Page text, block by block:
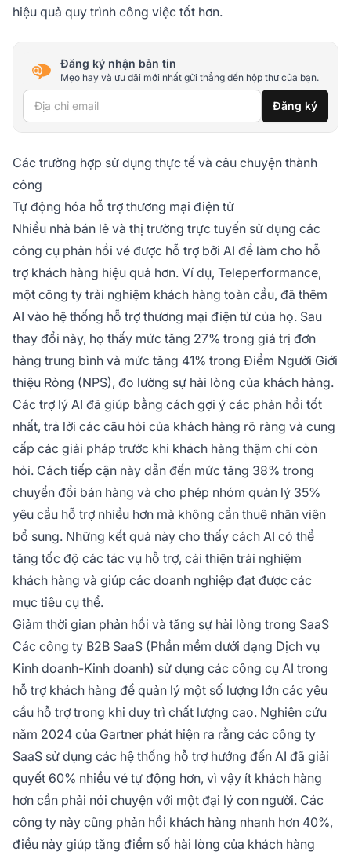
hiệu quả quy trình công việc tốt hơn.
Đăng ký nhận bản tin
Mẹo hay và ưu đãi mới nhất gửi thẳng đến hộp thư của bạn.
Địa chỉ email Đăng ký
Các trường hợp sử dụng thực tế và câu chuyện thành
công
Tự động hóa hỗ trợ thương mại điện tử
Nhiều nhà bán lẻ và thị trường trực tuyến sử dụng các
công cụ phản hồi vé được hỗ trợ bởi AI để làm cho hỗ
trợ khách hàng hiệu quả hơn. Ví dụ, Teleperformance,
một công ty trải nghiệm khách hàng toàn cầu, đã thêm
AI vào hệ thống hỗ trợ thương mại điện tử của họ. Sau
thay đổi này, họ thấy mức tăng 27% trong giá trị đơn
hàng trung bình và mức tăng 41% trong Điểm Người Giới
thiệu Ròng (NPS), đo lường sự hài lòng của khách hàng.
Các trợ lý AI đã giúp bằng cách gợi ý các phản hồi tốt
nhất, trả lời các câu hỏi của khách hàng rõ ràng và cung
cấp các giải pháp trước khi khách hàng thậm chí còn
hỏi. Cách tiếp cận này dẫn đến mức tăng 38% trong
chuyển đổi bán hàng và cho phép nhóm quản lý 35%
yêu cầu hỗ trợ nhiều hơn mà không cần thuê nhân viên
bổ sung. Những kết quả này cho thấy cách AI có thể
tăng tốc độ các tác vụ hỗ trợ, cải thiện trải nghiệm
khách hàng và giúp các doanh nghiệp đạt được các
mục tiêu cụ thể.
Giảm thời gian phản hồi và tăng sự hài lòng trong SaaS
Các công ty B2B SaaS (Phần mềm dưới dạng Dịch vụ
Kinh doanh-Kinh doanh) sử dụng các công cụ AI trong
hỗ trợ khách hàng để quản lý một số lượng lớn các yêu
cầu hỗ trợ trong khi duy trì chất lượng cao. Nghiên cứu
năm 2024 của Gartner phát hiện ra rằng các công ty
SaaS sử dụng các hệ thống hỗ trợ hướng đến AI đã giải
quyết 60% nhiều vé tự động hơn, vì vậy ít khách hàng
hơn cần phải nói chuyện với một đại lý con người. Các
công ty này cũng phản hồi khách hàng nhanh hơn 40%,
điều này giúp tăng điểm số hài lòng của khách hàng